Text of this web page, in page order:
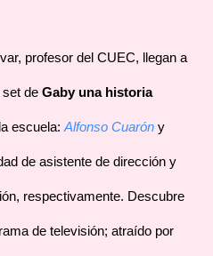
profesor del CUEC, llegan a
de Gaby una historia
escuela: Alfonso Cuarón y
de asistente de dirección y
respectivamente. Descubre
de televisión; atraído por